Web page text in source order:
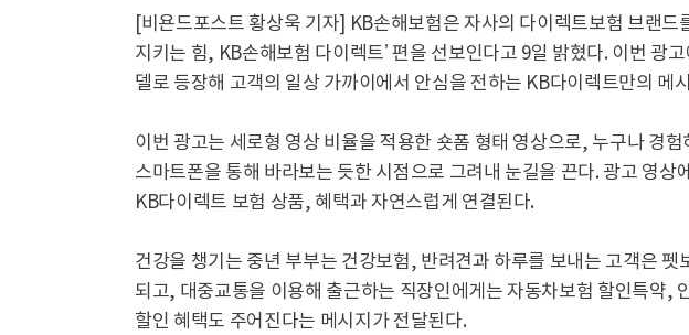
[비욘드포스트 황상욱 기자] KB손해보험은 자사의 다이렉트보험 브랜드
지키는 힘, KB손해보험 다이렉트’ 편을 선보인다고 9일 밝혔다. 이번 광
델로 등장해 고객의 일상 가까이에서 안심을 전하는 KB다이렉트만의 메
이번 광고는 세로형 영상 비율을 적용한 숏폼 형태 영상으로, 누구나 경
스마트폰을 통해 바라보는 듯한 시점으로 그려내 눈길을 끈다. 광고 영상
KB다이렉트 보험 상품, 혜택과 자연스럽게 연결된다.
건강을 챙기는 중년 부부는 건강보험, 반려견과 하루를 보내는 고객은 펫
되고, 대중교통을 이용해 출근하는 직장인에게는 자동차보험 할인특약,
할인 혜택도 주어진다는 메시지가 전달된다.